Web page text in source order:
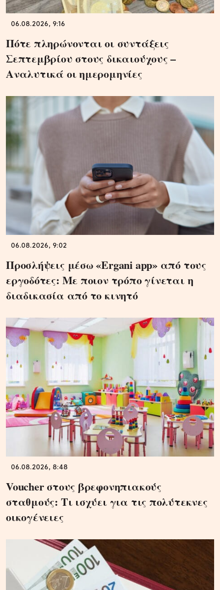
06.08.2026, 9:16
Πότε πληρώνονται οι συντάξεις
Σεπτεμβρίου στους δικαιούχους –
Αναλυτικά οι ημερομηνίες
06.08.2026, 9:02
Προσλήψεις μέσω «Ergani app» από τους
εργοδότες: Με ποιον τρόπο γίνεται η
διαδικασία από το κινητό
06.08.2026, 8:48
Voucher στους βρεφονηπιακούς
σταθμούς: Τι ισχύει για τις πολύτεκνες
οικογένειες